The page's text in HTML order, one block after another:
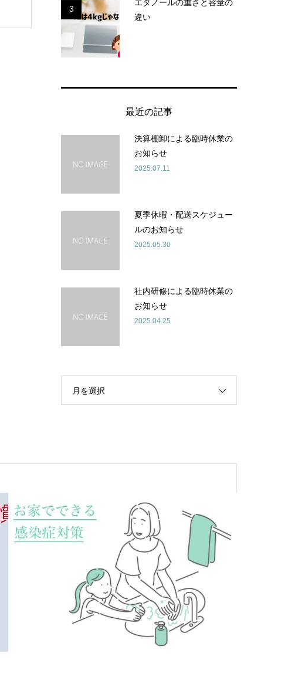
3
エタノールの重さと容量の
違い
最近の記事
決算棚卸による臨時休業の
お知らせ
2025.07.11
夏季休暇・配送スケジュー
ルのお知らせ
2025.05.30
社内研修による臨時休業の
お知らせ
2025.04.25
月を選択